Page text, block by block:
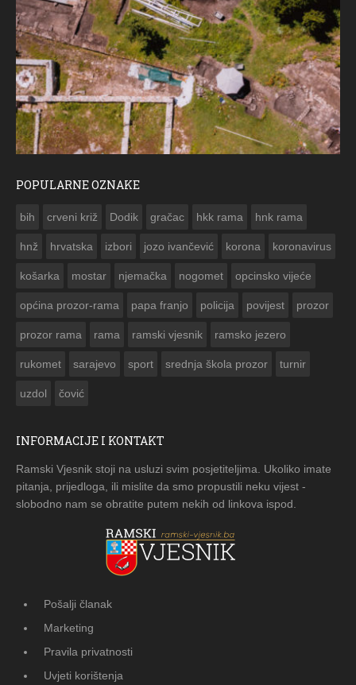
POPULARNE OZNAKE
bih crveni križ Dodik gračac hkk rama hnk rama
hnž hrvatska izbori jozo ivančević korona koronavirus
košarka mostar njemačka nogomet opcinsko vijeće
općina prozor-rama papa franjo policija povijest prozor
prozor rama rama ramski vjesnik ramsko jezero
rukomet sarajevo sport srednja škola prozor turnir
uzdol čović
INFORMACIJE I KONTAKT
Ramski Vjesnik stoji na usluzi svim posjetiteljima. Ukoliko imate
pitanja, prijedloga, ili mislite da smo propustili neku vijest -
slobodno nam se obratite putem nekih od linkova ispod.
Pošalji članak
Marketing
Pravila privatnosti
Uvjeti korištenja